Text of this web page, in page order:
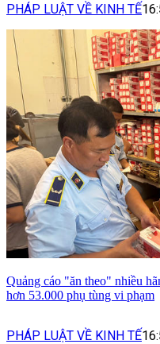
PHÁP LUẬT VỀ KINH TẾ
Quảng cáo "ăn theo" nhiều
hơn 53.000 phụ tùng vi phạm
PHÁP LUẬT VỀ KINH TẾ